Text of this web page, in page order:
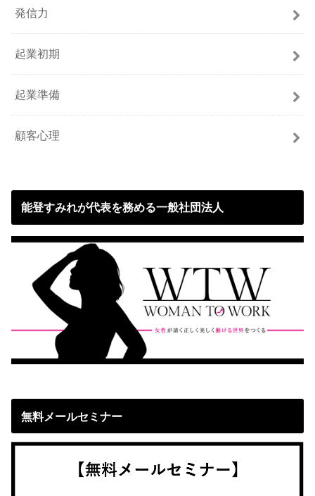
発信力
起業初期
起業準備
顧客心理
能登すみれが代表を務める一般社団法人
無料メールセミナー